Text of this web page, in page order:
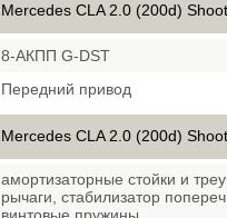
Mercedes CLA 2.0 (200d)
8-АКПП G-DST
Передний привод
Mercedes CLA 2.0 (200d)
амортизаторные стойки и
рычаги, стабилизатор